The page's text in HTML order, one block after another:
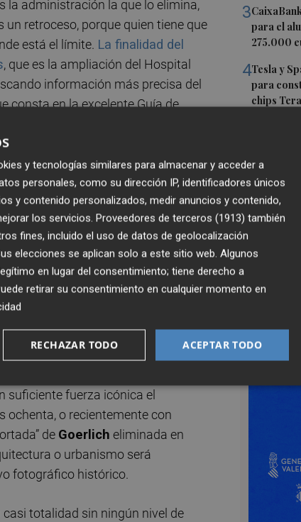
3
para el
275.000
4Tesla y
para
chips
L'Eliana
puente y
la administración la que lo elimina,
retroceso, porque quien tiene que
está el límite. La finalidad del
, que es la ampliación del Hospital
información más precisa del
consta en la excelente Guía de
de Valencia, y que consulto muy a
de sus páginas.
“creación” de la plaza de la Reina y
parece que en ocasiones lleva
preexistente merece su
urbanísticos o por ser
se estudiará en un futuro o incluso
Modernoal que pertenecía la
ayuntamiento”, situado en la
suficiente fuerza icónica el
ochenta, o recientemente con
de Goerlich eliminada en
o urbanismo será
fotográfico histórico.
totalidad sin ningún nivel de
y tecnologías similares para almacenar y acceder a
personales, como su dirección IP, identificadores únicos
y contenido personalizados, medir anuncios y contenido,
los servicios. Proveedores de terceros (1913) también
fines, incluido el uso de datos de geolocalización
elecciones se aplican solo a este sitio web. Algunos
en lugar del consentimiento; tiene derecho a
retirar su consentimiento en cualquier momento en
ACEPTAR TODO
RECHAZAR TODO